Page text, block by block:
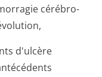
cérébro-
d'ulcère